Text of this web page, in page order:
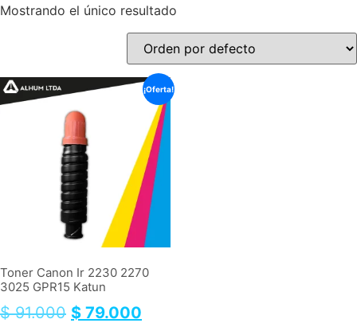
Mostrando el único resultado
¡Oferta!
Toner Canon Ir 2230 2270
3025 GPR15 Katun
$91.000 $ 79.000